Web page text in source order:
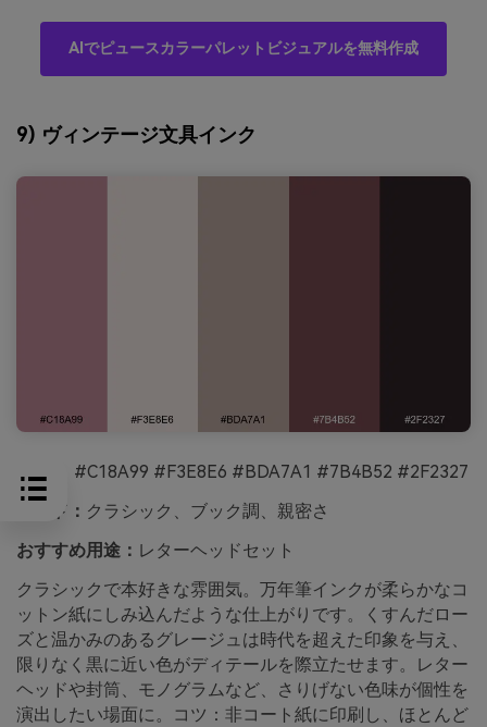
AIでピュースカラーパレットビジュアルを無料作成
9) ヴィンテージ文具インク
HEX：
#C18A99 #F3E8E6 #BDA7A1 #7B4B52 #2F2327
ムード： クラシック、ブック調、親密さ
おすすめ用途： レターヘッドセット
クラシックで本好きな雰囲気。万年筆インクが柔らかなコ
ットン紙にしみ込んだような仕上がりです。くすんだロー
ズと温かみのあるグレージュは時代を超えた印象を与え、
限りなく黒に近い色がディテールを際立たせます。レター
ヘッドや封筒、モノグラムなど、さりげない色味が個性を
演出したい場面に。コツ：非コート紙に印刷し、ほとんど